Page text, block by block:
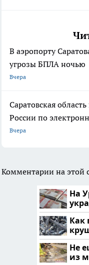
В аэропорту
угрозы БПЛА ночью
Вчера
Саратовская
России по
Вчера
Комментарии на этой
На
Как
Не
из